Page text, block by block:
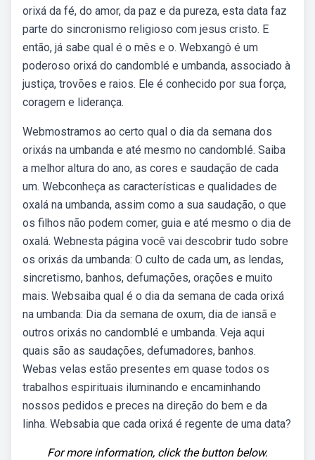
orixá da fé, do amor, da paz e da pureza, esta data faz
parte do sincronismo religioso com jesus cristo. E
então, já sabe qual é o mês e o. Webxangô é um
poderoso orixá do candomblé e umbanda, associado à
justiça, trovões e raios. Ele é conhecido por sua força,
coragem e liderança.
Webmostramos ao certo qual o dia da semana dos
orixás na umbanda e até mesmo no candomblé. Saiba
a melhor altura do ano, as cores e saudação de cada
um. Webconheça as características e qualidades de
oxalá na umbanda, assim como a sua saudação, o que
os filhos não podem comer, guia e até mesmo o dia de
oxalá. Webnesta página você vai descobrir tudo sobre
os orixás da umbanda: O culto de cada um, as lendas,
sincretismo, banhos, defumações, orações e muito
mais. Websaiba qual é o dia da semana de cada orixá
na umbanda: Dia da semana de oxum, dia de iansã e
outros orixás no candomblé e umbanda. Veja aqui
quais são as saudações, defumadores, banhos.
Webas velas estão presentes em quase todos os
trabalhos espirituais iluminando e encaminhando
nossos pedidos e preces na direção do bem e da
linha. Websabia que cada orixá é regente de uma data?
For more information, click the button below.